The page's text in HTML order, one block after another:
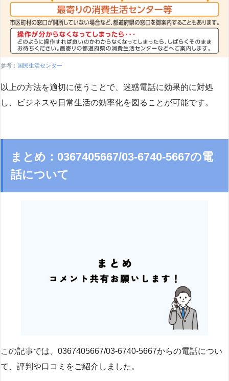
参考： 国民生活センター
以上の方法を適切に使うことで、迷惑電話に効果的に対処
し、ビジネスや日常生活の効率化を図ることが可能です。
まとめ：0367405667/03-6740-5667の電
話について
この記事では、0367405667/03-6740-5667からの電話につい
て、評判や口コミをご紹介しました。